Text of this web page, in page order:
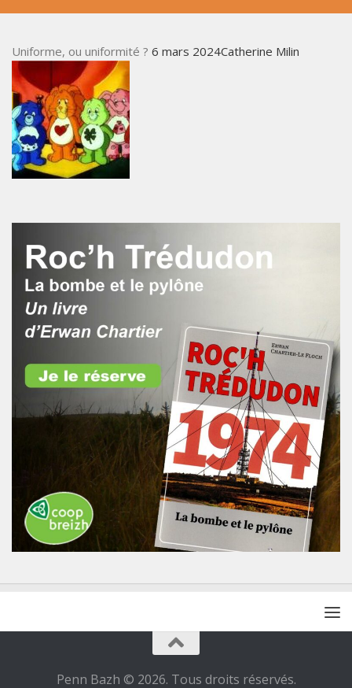
Uniforme, ou uniformité ? 6 mars 2024Catherine Milin
Penn Bazh © 2026. Tous droits réservés.